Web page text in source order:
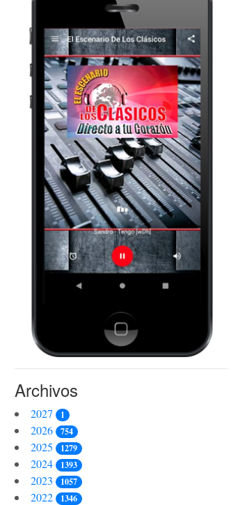
Archivos
2027 1
2026 754
2025 1279
2024 1393
2023 1057
2022 1346